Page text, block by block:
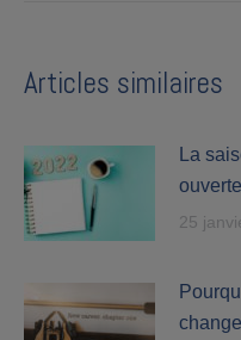
Articles similaires
La
ouverte
25